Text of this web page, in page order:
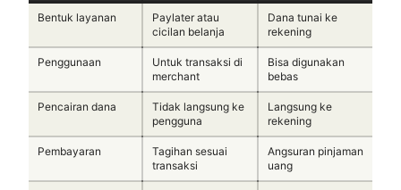
Bentuk layanan
Paylater atau
cicilan belanja
Dana tunai ke
rekening
Penggunaan
Untuk transaksi di
merchant
Bisa digunakan
bebas
Pencairan dana
Tidak langsung ke
pengguna
Langsung ke
rekening
Pembayaran
Tagihan sesuai
transaksi
Angsuran pinjaman
uang